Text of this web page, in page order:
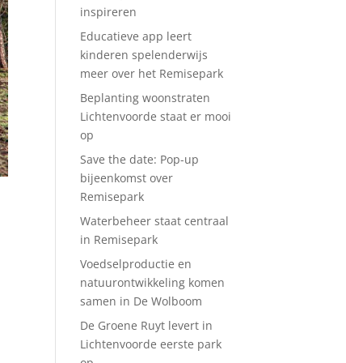
inspireren
Educatieve app leert
kinderen spelenderwijs
meer over het Remisepark
Beplanting woonstraten
Lichtenvoorde staat er mooi
op
Save the date: Pop-up
bijeenkomst over
Remisepark
Waterbeheer staat centraal
in Remisepark
Voedselproductie en
natuurontwikkeling komen
samen in De Wolboom
De Groene Ruyt levert in
Lichtenvoorde eerste park